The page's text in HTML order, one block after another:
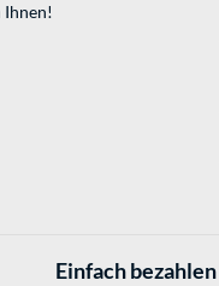
Einfach bezahlen